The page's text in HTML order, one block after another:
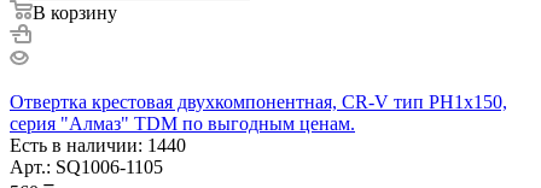
В корзину
Отвертка крестовая двухкомпонентная, CR-V тип PH1x150,
серия "Алмаз" TDM по выгодным ценам.
Есть в наличии: 1440
Арт.: SQ1006-1105